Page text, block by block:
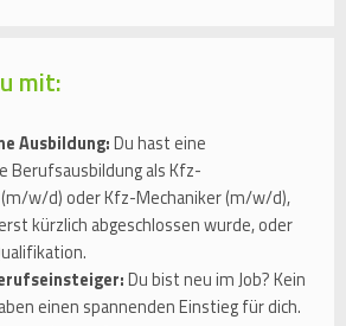
mit:
Ausbildung:Du hast eine
Berufsausbildung als Kfz-
w/d) oder Kfz-Mechaniker (m/w/d),
kürzlich abgeschlossen wurde, oder
Du bist neu im Job? Kein
einen spannenden Einstieg für dich.